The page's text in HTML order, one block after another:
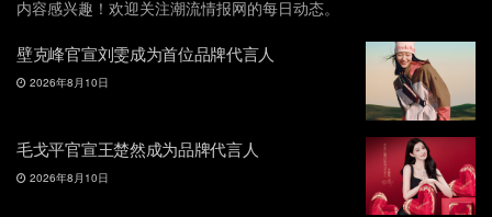
内容感兴趣！欢迎关注潮流情报网的每日动态。
壁克峰官宣刘雯成为首位品牌代言人
2026年8月10日
毛戈平官宣王楚然成为品牌代言人
2026年8月10日